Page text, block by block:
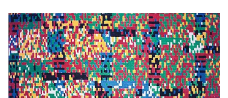
الجزء 4. نصائح متقدمة: أداة تحسين الذكاء الاصطناعي
لإصلاح الفن الضبابي
الجزء 5. الأسئلة الشائعة حول أخلاقيات الفن بالذكاء
الاصطناعي